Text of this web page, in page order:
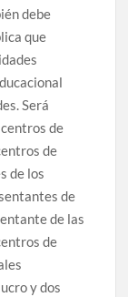
debe
que
Será
de
de
de los
de
de las
de
y dos